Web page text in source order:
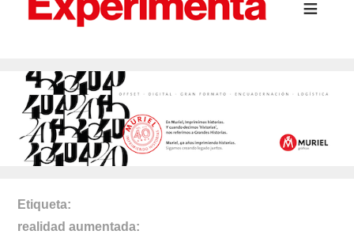
Etiqueta
realidad aumentada